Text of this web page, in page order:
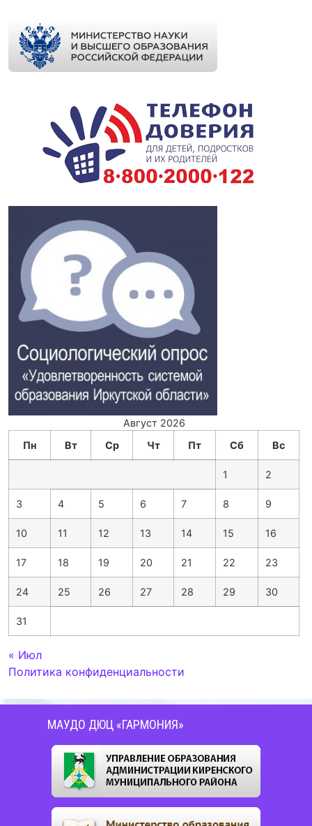
Август 2026
Пн
Вт Ср Чт Пт Сб Вс
1 2
3 4 5 6 7 8 9
10 11 12 13 14 15 16
17 18 19 20 21 22 23
24 25 26 27 28 29 30
31
« Июл
Политика конфиденциальности
МАУДО ДЮЦ «ГАРМОНИЯ»